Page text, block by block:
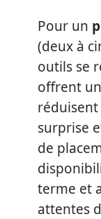
Pour un
(deux à
outils se
offrent
surprise
de
terme et
attentes